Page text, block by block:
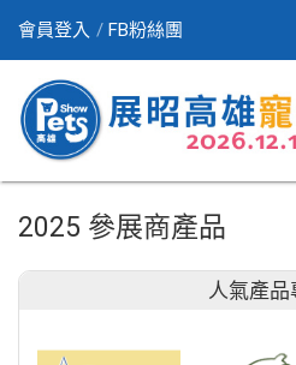
會員登入 FB粉絲團
2025 參展商產品
人氣產品